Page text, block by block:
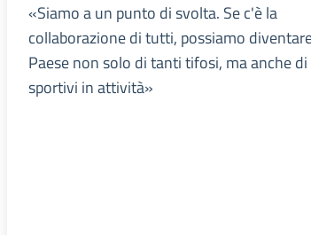
«Siamo a un punto di svolta. Se c'è la
collaborazione di tutti, possiamo
Paese non solo di tanti tifosi, ma anche
sportivi in attività»